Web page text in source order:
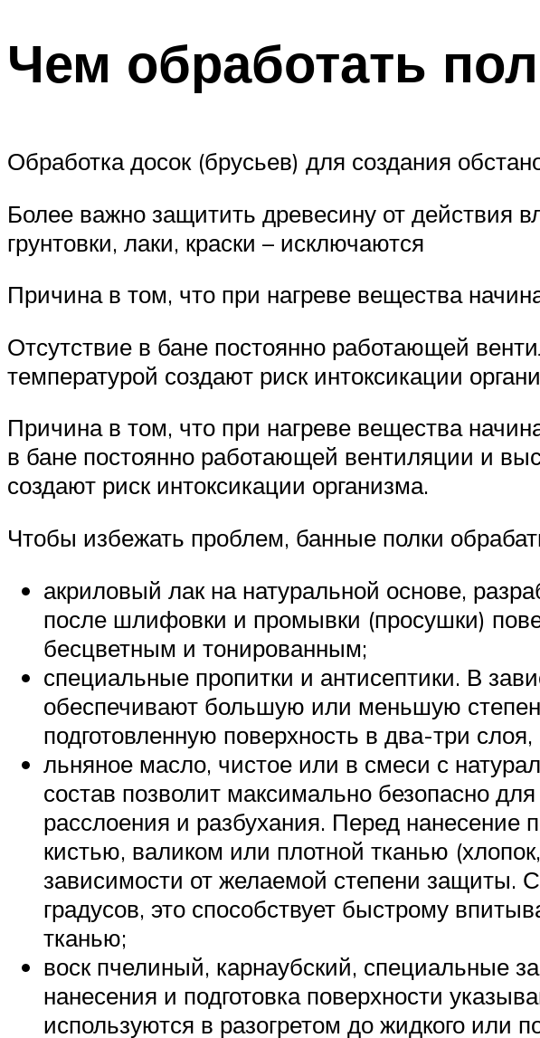
Чем обработать
Обработка досок (брусьев) для создания
Более важно защитить древесину от действия
грунтовки, лаки, краски – исключаются
Причина в том, что при нагреве вещества
Отсутствие в бане постоянно работающей
температурой создают риск интоксикации
Причина в том, что при нагреве вещества
в бане постоянно работающей вентиляции и
создают риск интоксикации организма.
Чтобы избежать проблем, банные полки
акриловый лак на натуральной основе,
после шлифовки и промывки (просушки)
бесцветным и тонированным;
специальные пропитки и антисептики. В
обеспечивают большую или меньшую
подготовленную поверхность в два-три
льняное масло, чистое или в смеси с
состав позволит максимально безопасно
расслоения и разбухания. Перед нанесение
кистью, валиком или плотной тканью
зависимости от желаемой степени защиты.
градусов, это способствует быстрому
тканью;
воск пчелиный, карнаубский, специальные
нанесения и подготовка поверхности
используются в разогретом до жидкого или